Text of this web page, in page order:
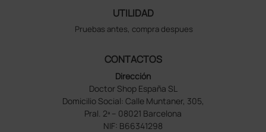
UTILIDAD
Pruebas antes, compra despues
CONTACTOS
Dirección
Doctor Shop España SL
Domicilio Social: Calle Muntaner, 305,
Pral. 2ª – 08021 Barcelona
NIF: B66341298